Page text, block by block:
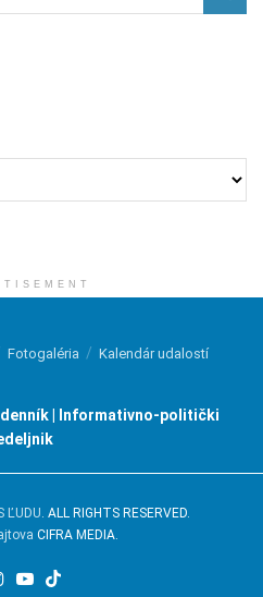
Fotogaléria Kalendár udalostí
| Informativno-politički
ĽUDU . ALL RIGHTS RESERVED.
CIFRA MEDIA.